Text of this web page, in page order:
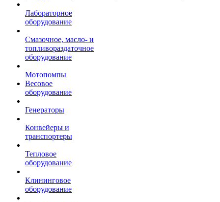
Лабораторное
оборудование
Смазочное, масло- и
топливораздаточное
оборудование
Мотопомпы
Весовое
оборудование
Генераторы
Конвейеры и
транспортеры
Тепловое
оборудование
Клининговое
оборудование